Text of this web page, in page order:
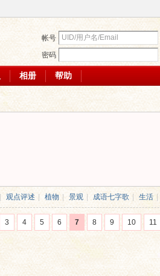
帐号
密码
相册 帮助
观点评述 植物 景观 成语七字歌 生活
3 4 5 6 7 8 9 10 11